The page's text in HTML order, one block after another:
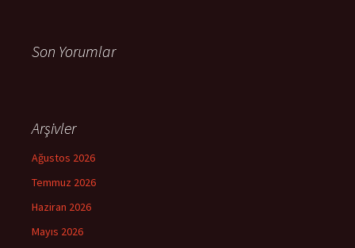
Son Yorumlar
Arşivler
Ağustos 2026
Temmuz 2026
Haziran 2026
Mayıs 2026